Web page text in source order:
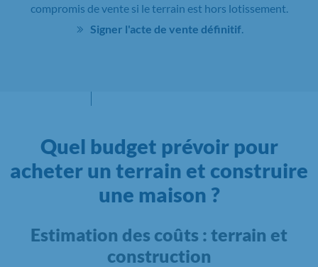
compromis de vente si le terrain est hors lotissement.
Signer l'acte de vente définitif
Quel budget prévoir pour
acheter un terrain et construire
une maison ?
Estimation des coûts : terrain et
construction